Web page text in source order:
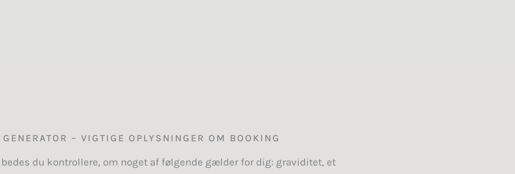
– VIGTIGE OPLYSNINGER OM BOOKING
du kontrollere, om noget af følgende gælder for dig: graviditet, et